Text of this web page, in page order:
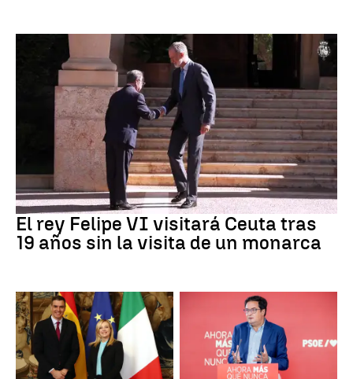
Crisis Migratoria
El rey Felipe VI visitará Ceuta tras
19 años sin la visita de un monarca
CRISIS MIGRATORIA PSOE MADRID